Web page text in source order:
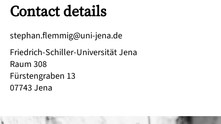
Contact details
ed.anej-inu@gimmelf.nahpets
Friedrich-Schiller-Universität Jena
Raum 308
Fürstengraben 13
07743 Jena